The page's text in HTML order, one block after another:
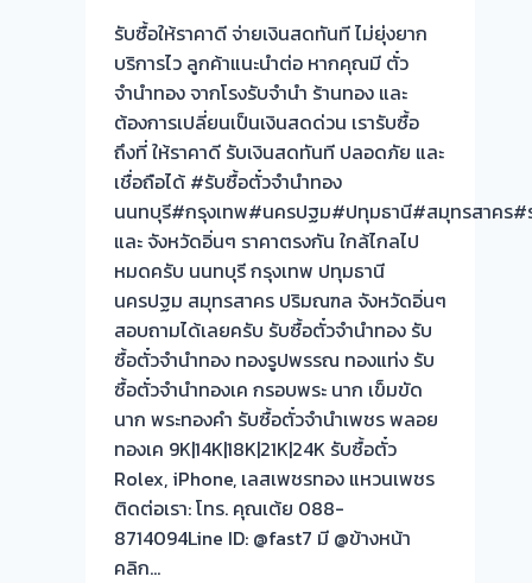
รับซื้อให้ราคาดี จ่ายเงินสดทันที ไม่ยุ่งยาก
บริการไว ลูกค้าแนะนำต่อ หากคุณมี ตั๋ว
จำนำทอง จากโรงรับจำนำ ร้านทอง และ
ต้องการเปลี่ยนเป็นเงินสดด่วน เรารับซื้อ
ถึงที่ ให้ราคาดี รับเงินสดทันที ปลอดภัย และ
เชื่อถือได้ #รับซื้อตั๋วจำนำทอง
นนทบุรี#กรุงเทพ#นครปฐม#ปทุมธานี#สมุทรสาคร#
และ จังหวัดอิ่นๆ ราคาตรงกัน ใกล้ไกลไป
หมดครับ นนทบุรี กรุงเทพ ปทุมธานี
นครปฐม สมุทรสาคร ปริมณฑล จังหวัดอิ่นๆ
สอบถามได้เลยครับ รับซื้อตั๋วจำนำทอง รับ
ซื้อตั๋วจำนำทอง ทองรูปพรรณ ทองแท่ง รับ
ซื้อตั๋วจำนำทองเค กรอบพระ นาก เข็มขัด
นาก พระทองคำ รับซื้อตั๋วจำนำเพชร พลอย
ทองเค 9K|14K|18K|21K|24K รับซื้อตั๋ว
Rolex, iPhone, เลสเพชรทอง แหวนเพชร
ติดต่อเรา: โทร. คุณเต้ย 088-
8714094Line ID: @fast7 มี @ข้างหน้า
คลิก…